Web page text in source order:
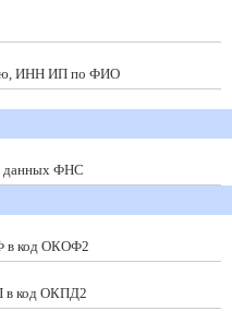
ИНН ИП по ФИО
данных ФНС
в код ОКОФ2
в код ОКПД2